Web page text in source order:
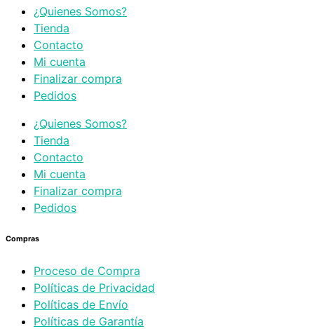
¿Quienes Somos?
Tienda
Contacto
Mi cuenta
Finalizar compra
Pedidos
¿Quienes Somos?
Tienda
Contacto
Mi cuenta
Finalizar compra
Pedidos
Compras
Proceso de Compra
Políticas de Privacidad
Políticas de Envío
Políticas de Garantía